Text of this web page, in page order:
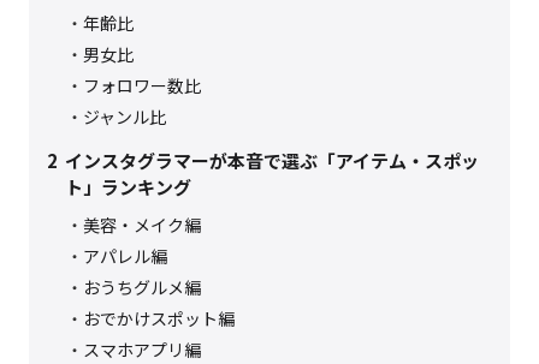
年齢比
男女比
フォロワー数比
ジャンル比
2 インスタグラマーが本音で選ぶ「アイテム・スポッ
ト」ランキング
美容・メイク編
アパレル編
おうちグルメ編
おでかけスポット編
スマホアプリ編